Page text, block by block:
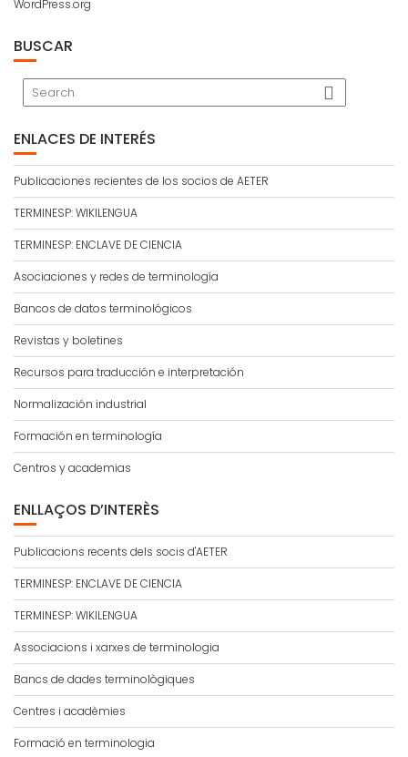
WordPress.org
BUSCAR
ENLACES DE INTERÉS
Publicaciones recientes de los socios de AETER
TERMINESP: WIKILENGUA
TERMINESP: ENCLAVE DE CIENCIA
Asociaciones y redes de terminología
Bancos de datos terminológicos
Revistas y boletines
Recursos para traducción e interpretación
Normalización industrial
Formación en terminología
Centros y academias
ENLLAÇOS D’INTERÈS
Publicacions recents dels socis d'AETER
TERMINESP: ENCLAVE DE CIENCIA
TERMINESP: WIKILENGUA
Associacions i xarxes de terminologia
Bancs de dades terminològiques
Centres i acadèmies
Formació en terminologia